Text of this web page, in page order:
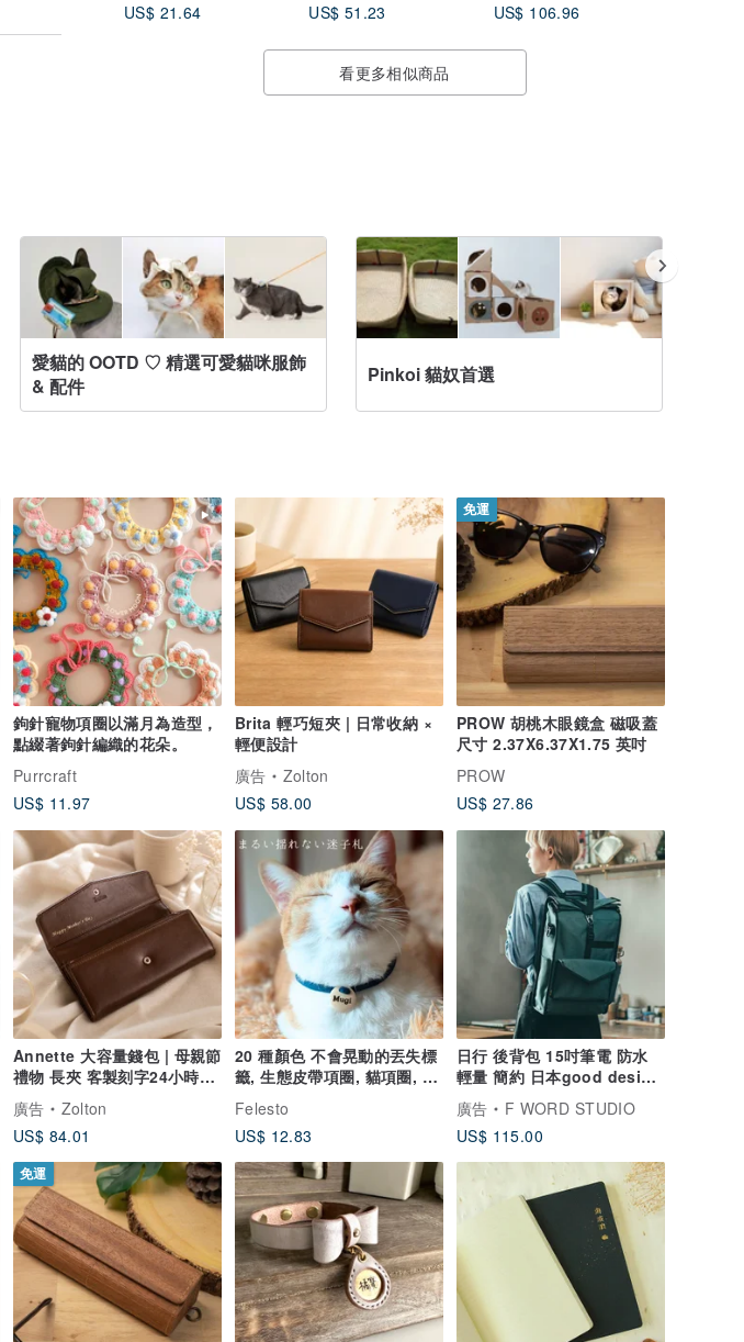
US$ 21.64
US$ 51.23
US$ 106.96
看更多相似商品
愛貓的 OOTD ♡ 精選可愛貓咪服飾
& 配件
Pinkoi 貓奴首選
鉤針寵物項圈以滿月為造型，
點綴著鉤針編織的花朵。
Purrcraft
US$ 11.97
Brita 輕巧短夾 | 日常收納 ×
輕便設計
廣告
Zolton
US$ 58.00
免運
PROW 胡桃木眼鏡盒 磁吸蓋
尺寸 2.37X6.37X1.75 英吋
PROW
US$ 27.86
Annette 大容量錢包 | 母親節
禮物 長夾 客製刻字24小時出
貨
廣告
Zolton
US$ 84.01
20 種顏色 不會晃動的丟失標
籤, 生態皮帶項圈, 貓項圈, 小
狗, 輕型丟失標籤, 軟繩, 安全
扣, 包括丟失標籤, 由升級紗
線製成
Felesto
US$ 12.83
日行 後背包 15吋筆電 防水
輕量 簡約 日本good design
award
廣告
F WORD STUDIO
US$ 115.00
免運